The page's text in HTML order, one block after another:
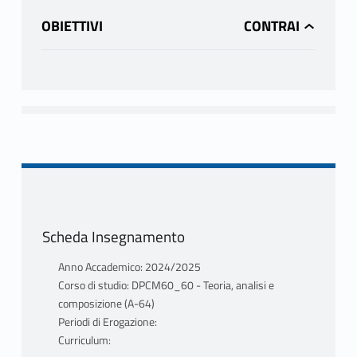
OBIETTIVI
Scheda Insegnamento
Anno Accademico: 2024/2025
Corso di studio: DPCM60_60 - Teoria, analisi e
composizione (A-64)
Periodi di Erogazione:
Curriculum: